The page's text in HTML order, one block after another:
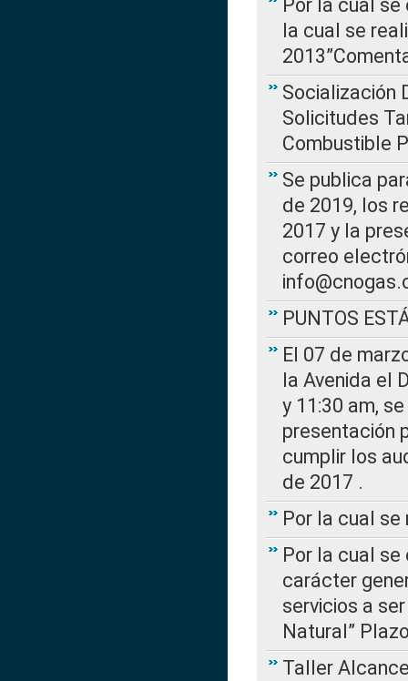
Por la cual
la cual se
Socialización
Solicitudes
Combustible
Se publica
de 2019, los
2017 y la
correo
PUNTOS
El 07 de
la Avenida el
y 11:30 am,
presentación
cumplir los
de 2017 .
Por la cual se
Por la cual
carácter
servicios a
Natural”
Taller